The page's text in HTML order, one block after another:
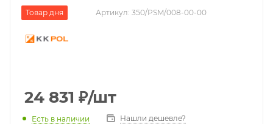
Товар дня Артикул: 350/PSM/008-00-00
24 831 ₽/шт
Есть в наличии Нашли дешевле?